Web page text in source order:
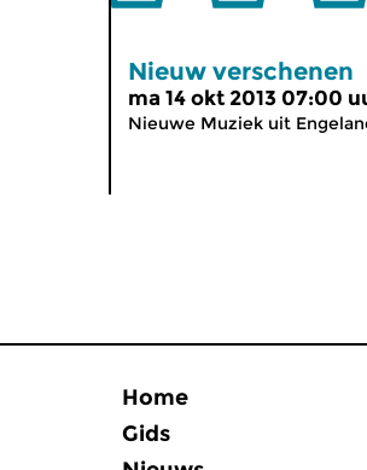
Nieuw verschenen
ma 14 okt 2013 07:00
Nieuwe Muziek uit
Home
Gids